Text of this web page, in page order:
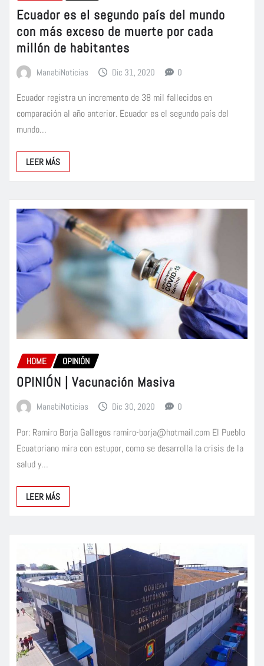
Ecuador es el segundo país del mundo
con más exceso de muerte por cada
millón de habitantes
ManabiNoticias Dic 31, 2020 0
Ecuador registra un incremento de 38 mil fallecidos en
comparación al año anterior. Ecuador es el segundo país del
mundo…
LEER MÁS
HOME OPINIÓN
OPINIÓN | Vacunación Masiva
ManabiNoticias Dic 30, 2020 0
Por: Ramiro Borja Gallegos ramiro-borja@hotmail.com El Pueblo
Ecuatoriano mira con estupor, como se desarrolla la crisis de la
salud y…
LEER MÁS